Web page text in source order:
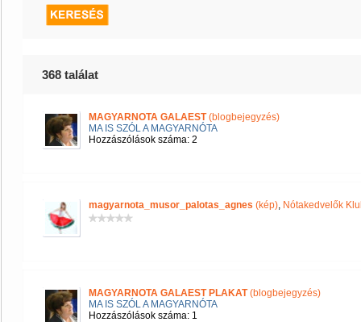
368 találat
MAGYARNOTA GALAEST(blogbejegyzés)
MA IS SZÓL A MAGYARNÓTA
Hozzászólások száma: 2
magyarnota_musor_palotas_agnes (kép), Nótakedvelők
MAGYARNOTA GALAEST PLAKAT(blogbejegyzés)
MA IS SZÓL A MAGYARNÓTA
Hozzászólások száma: 1